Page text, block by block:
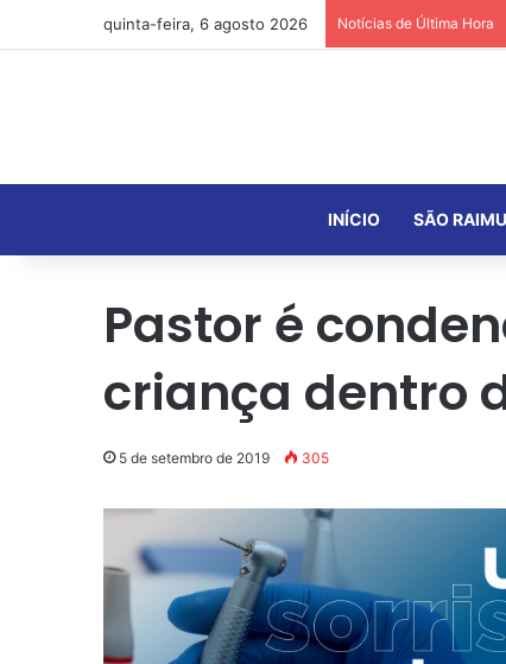
quinta-feira, 6 agosto 2026 Notícias de Última Hora
INÍCIO SÃO
Pastor é
criança dentro
5 de setembro de 2019 305